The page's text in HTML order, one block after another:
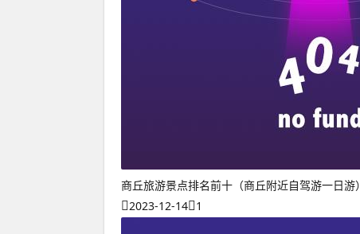
商丘旅游景点排名前十（商丘附近自驾游一日游）
2023-12-14 1